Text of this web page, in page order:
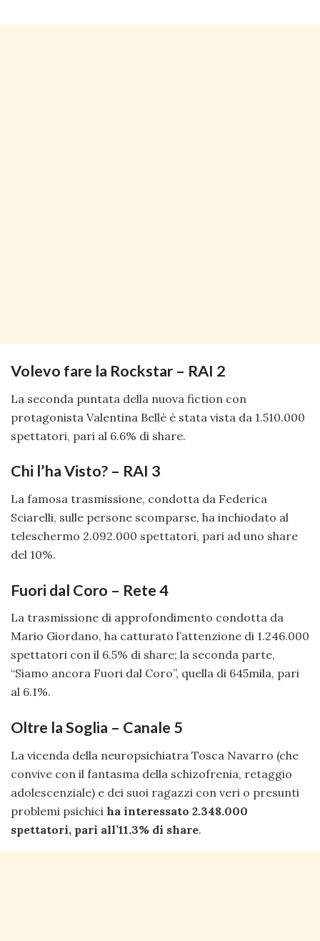
Volevo fare la Rockstar – RAI 2
La seconda puntata della nuova fiction con
protagonista Valentina Bellè è stata vista da 1.510.000
spettatori, pari al 6.6% di share.
Chi l’ha Visto? – RAI 3
La famosa trasmissione, condotta da Federica
Sciarelli, sulle persone scomparse, ha inchiodato al
teleschermo 2.092.000 spettatori, pari ad uno share
del 10%.
Fuori dal Coro – Rete 4
La trasmissione di approfondimento condotta da
Mario Giordano, ha catturato l’attenzione di 1.246.000
spettatori con il 6.5% di share; la seconda parte,
“Siamo ancora Fuori dal Coro”, quella di 645mila, pari
al 6.1%.
Oltre la Soglia – Canale 5
La vicenda della neuropsichiatra Tosca Navarro (che
convive con il fantasma della schizofrenia, retaggio
adolescenziale) e dei suoi ragazzi con veri o presunti
problemi psichici ha interessato 2.348.000
spettatori, pari all’11.3% di share.